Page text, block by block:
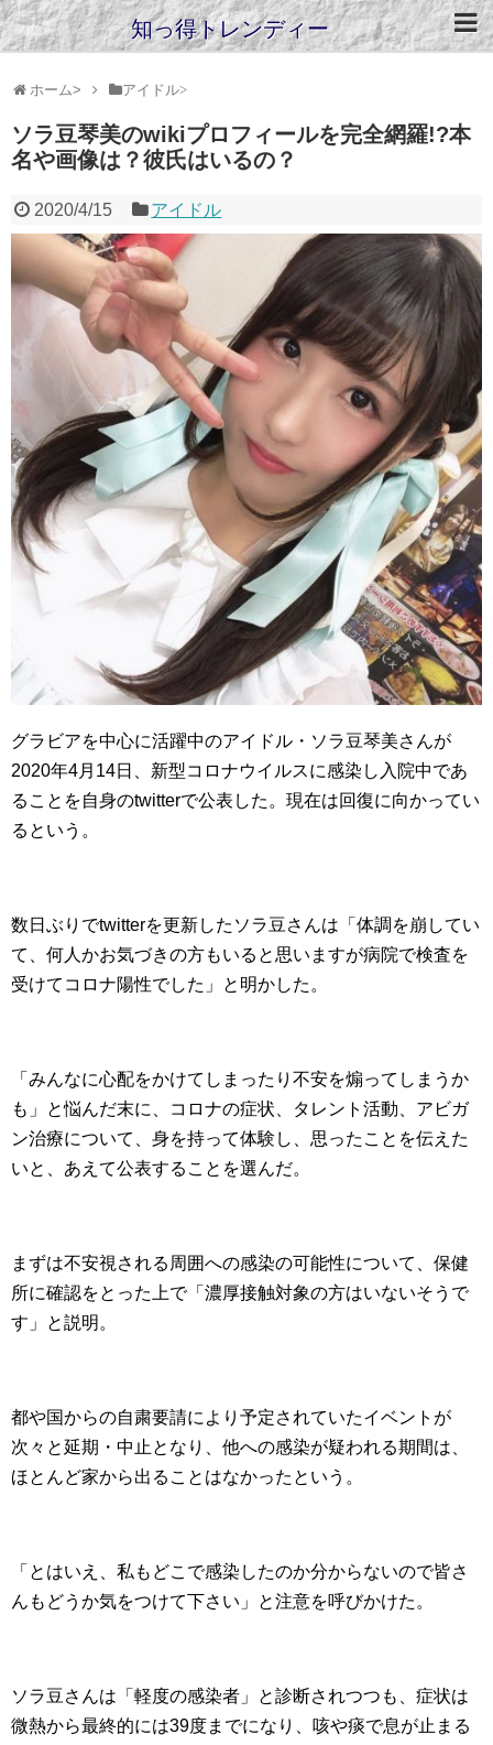
知っ得トレンディー
ホーム> アイドル>
ソラ豆琴美のwikiプロフィールを完全網羅!?本
名や画像は？彼氏はいるの？
2020/4/15 アイドル
グラビアを中心に活躍中のアイドル・ソラ豆琴美さんが
2020年4月14日、新型コロナウイルスに感染し入院中であ
ることを自身のtwitterで公表した。現在は回復に向かってい
るという。
数日ぶりでtwitterを更新したソラ豆さんは「体調を崩してい
て、何人かお気づきの方もいると思いますが病院で検査を
受けてコロナ陽性でした」と明かした。
「みんなに心配をかけてしまったり不安を煽ってしまうか
も」と悩んだ末に、コロナの症状、タレント活動、アビガ
ン治療について、身を持って体験し、思ったことを伝えた
いと、あえて公表することを選んだ。
まずは不安視される周囲への感染の可能性について、保健
所に確認をとった上で「濃厚接触対象の方はいないそうで
す」と説明。
都や国からの自粛要請により予定されていたイベントが
次々と延期・中止となり、他への感染が疑われる期間は、
ほとんど家から出ることはなかったという。
「とはいえ、私もどこで感染したのか分からないので皆さ
んもどうか気をつけて下さい」と注意を呼びかけた。
ソラ豆さんは「軽度の感染者」と診断されつつも、症状は
微熱から最終的には39度までになり、咳や痰で息が止まる